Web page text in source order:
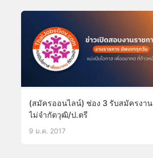
(สมัครออนไลน์) ช่อง 3 รับสมัครงาน
ไม่จำกัดวุฒิ/ป.ตรี
9 ม.ค. 2017